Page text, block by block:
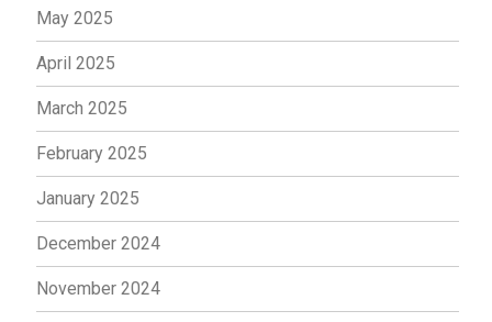
May 2025
April 2025
March 2025
February 2025
January 2025
December 2024
November 2024